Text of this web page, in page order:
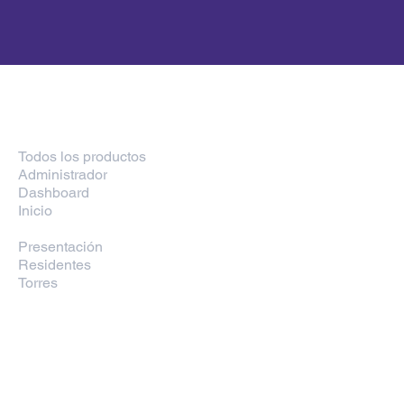
Todos los productos
Administrador
Dashboard
Inicio
Presentación
Residentes
Torres